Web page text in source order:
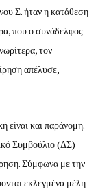
Σ. ήταν η κατάθεση
που ο συνάδελφος
τον
απέλυσε,
είναι και παράνομη.
Συμβούλιο (ΔΣ)
Σύμφωνα με την
εκλεγμένα μέλη